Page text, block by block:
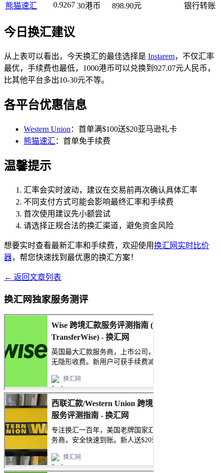
熊猫速汇 0.9267 30港币 898.90元 银行转账
今日换汇建议
从上表可以看出，今天换汇的最佳选择是 Instarem，不仅汇率
最优，手续费也最低，1000港币可以兑换到927.07元人民币，
比其他平台多出10-30元不等。
各平台优惠信息
Western Union ：首单满$100送$20亚马逊礼卡
熊猫速汇 ：首单免手续费
温馨提示
汇率会实时波动，建议在交易前再次确认具体汇率
不同支付方式可能会影响最终汇率和手续费
首次使用建议先小额尝试
请选择正规合法的换汇渠道，避免资金风险
想要实时查看最新汇率和手续费，欢迎使用换汇网实时比价
器，帮您快速找到最优惠的换汇方案！
← 返回文章列表
换汇网独家服务测评